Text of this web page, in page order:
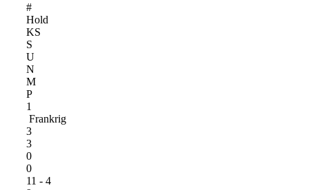
#
Hold
KS
S
U
N
M
P
1
Frankrig
3
3
0
0
11 - 4